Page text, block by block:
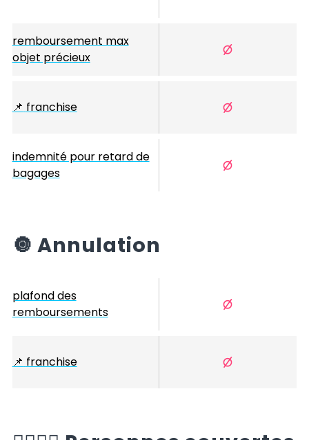
remboursement max
objet précieux
📌 franchise
indemnité pour retard de
bagages
🔘 Annulation
plafond des
remboursements
📌 franchise